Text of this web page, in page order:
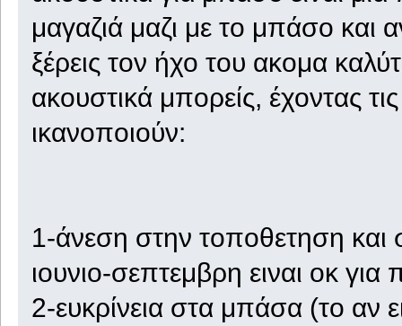
μαγαζιά μαζι με το μπάσο και
ξέρεις τον ήχο του ακομα
ακουστικά μπορείς, έχοντας
ικανοποιούν:
1-άνεση στην τοποθετηση
ιουνιο-σεπτεμβρη ειναι οκ
2-ευκρίνεια στα μπάσα (το αν